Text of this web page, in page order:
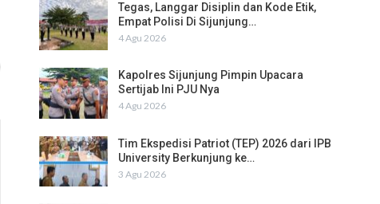
Tegas, Langgar Disiplin dan Kode Etik,
Empat Polisi Di Sijunjung…
4 Agu 2026
Kapolres Sijunjung Pimpin Upacara
Sertijab Ini PJU Nya
4 Agu 2026
Tim Ekspedisi Patriot (TEP) 2026 dari IPB
University Berkunjung ke…
3 Agu 2026